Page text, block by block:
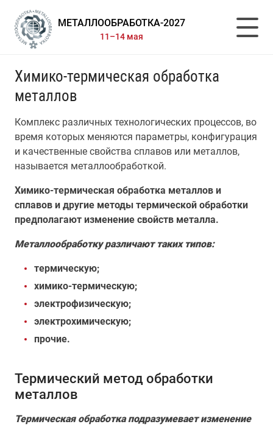
МЕТАЛЛООБРАБОТКА-2027
11–14 мая
Химико-термическая обработка
металлов
Комплекс различных технологических процессов, во
время которых меняются параметры, конфигурация
и качественные свойства сплавов или металлов,
называется металлообработкой.
Химико-термическая обработка металлов и
сплавов и другие методы термической обработки
предполагают изменение свойств металла.
Металлообработку различают таких типов:
термическую;
химико-термическую;
электрофизическую;
электрохимическую;
прочие.
Термический метод обработки
металлов
Термическая обработка подразумевает изменение